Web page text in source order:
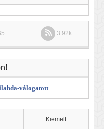
3.92k
válogatott
Kiemelt